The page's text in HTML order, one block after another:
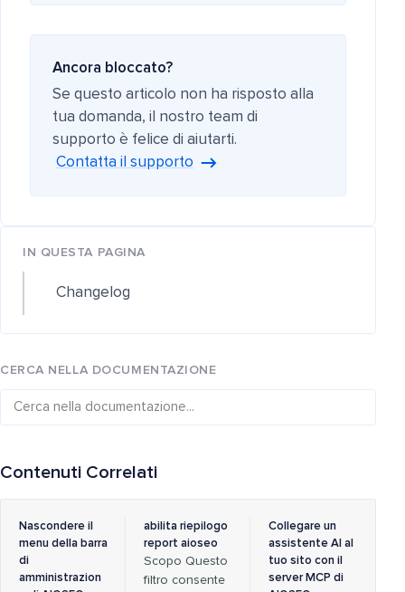
Ancora bloccato?
Se questo articolo non ha risposto alla
tua domanda, il nostro team di
supporto è felice di aiutarti.
Contatta il supporto
IN QUESTA PAGINA
Changelog
CERCA NELLA DOCUMENTAZIONE
Contenuti Correlati
Nascondere il
menu della barra
di
amministrazion
abilita riepilogo
report aioseo
Scopo Questo
filtro consente
Collegare un
assistente AI al
tuo sito con il
server MCP di